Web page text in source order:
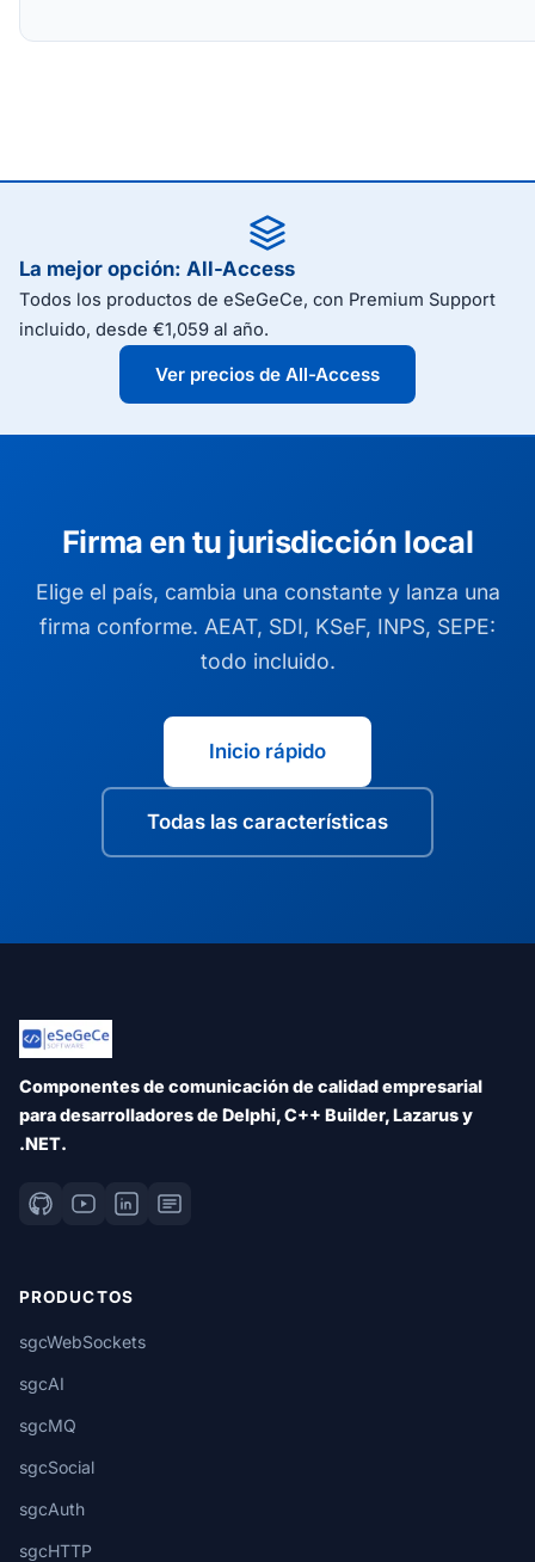
La mejor opción: All-Access
Todos los productos de eSeGeCe, con Premium Support
incluido, desde €1,059 al año.
Ver precios de All-Access
Firma en tu jurisdicción local
Elige el país, cambia una constante y lanza una
firma conforme. AEAT, SDI, KSeF, INPS, SEPE:
todo incluido.
Inicio rápido
Todas las características
Componentes de comunicación de calidad empresarial
para desarrolladores de Delphi, C++ Builder, Lazarus y
.NET.
PRODUCTOS
sgcWebSockets
sgcAI
sgcMQ
sgcSocial
sgcAuth
sgcHTTP